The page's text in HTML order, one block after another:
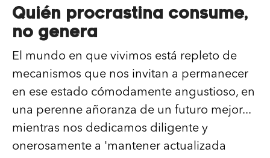
Quién procrastina consume,
no genera
El mundo en que vivimos está repleto de
mecanismos que nos invitan a permanecer
en ese estado cómodamente angustioso, en
una perenne añoranza de un futuro mejor...
mientras nos dedicamos diligente y
onerosamente a 'mantener actualizada